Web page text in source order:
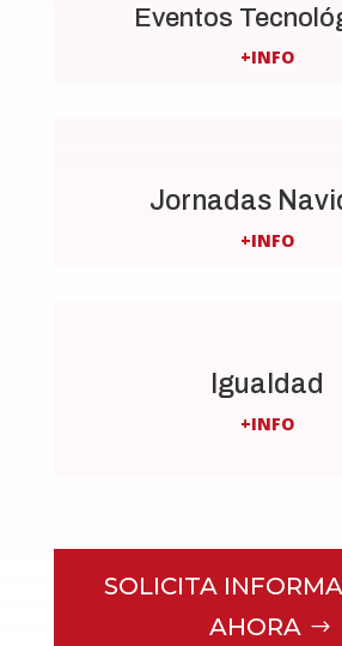
Eventos
+INFO
Jornadas
+INFO
Igualdad
+INFO
SOLICITA
AHORA